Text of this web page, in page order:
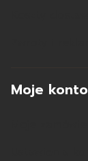
Moje konto